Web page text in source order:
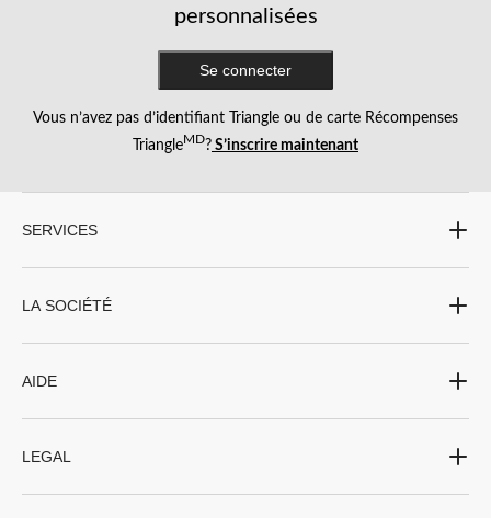
personnalisées
Se connecter
Vous n’avez pas d’identifiant Triangle ou de carte Récompenses
TriangleMD? S’inscrire maintenant
SERVICES
LA SOCIÉTÉ
AIDE
LEGAL